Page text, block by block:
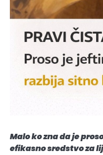
Malo ko zna da je
efikasno sredstvo za